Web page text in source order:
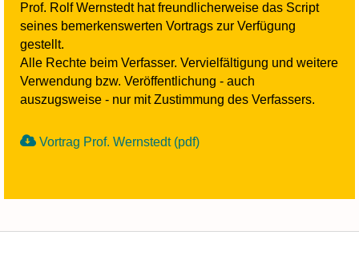
Prof. Rolf Wernstedt hat freundlicherweise das Script
seines bemerkenswerten Vortrags zur Verfügung
gestellt.
Alle Rechte beim Verfasser. Vervielfältigung und weitere
Verwendung bzw. Veröffentlichung - auch
auszugsweise - nur mit Zustimmung des Verfassers.
Vortrag Prof. Wernstedt (pdf)